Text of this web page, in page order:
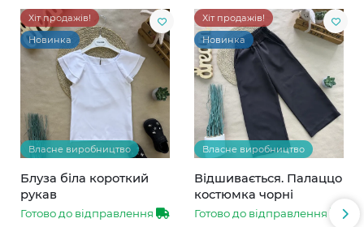
Хіт продажів!
Новинка
Власне виробництво
Блуза біла короткий
рукав
Готово до відправлення
Хіт продажів!
Новинка
Власне виробництво
Відшивається. Палаццо
костюмка чорні
Готово до відправлення